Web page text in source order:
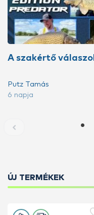
A szakértő
Putz Tamás
6 napja
ÚJ TERMÉKEK